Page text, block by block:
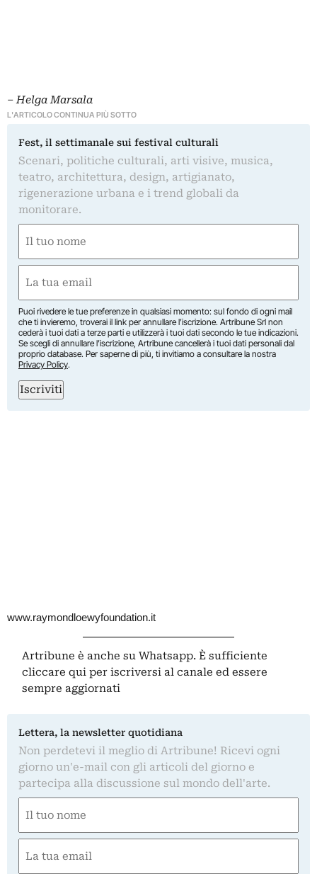
– Helga Marsala
L'ARTICOLO CONTINUA PIÙ SOTTO
Fest, il settimanale sui festival culturali
Scenari, politiche culturali, arti visive, musica,
teatro, architettura, design, artigianato,
rigenerazione urbana e i trend globali da
monitorare.
(Obbligatorio)
Nome
(Obbligatorio)
Puoi rivedere le tue preferenze in qualsiasi momento: sul fondo di ogni mail
che ti invieremo, troverai il link per annullare l’iscrizione. Artribune Srl non
cederà i tuoi dati a terze parti e utilizzerà i tuoi dati secondo le tue indicazioni.
Se scegli di annullare l’iscrizione, Artribune cancellerà i tuoi dati personali dal
proprio database. Per saperne di più, ti invitiamo a consultare la nostra
Privacy Policy.
Iscriviti
www.raymondloewyfoundation.it
Artribune è anche su Whatsapp. È sufficiente
cliccare qui per iscriversi al canale ed essere
sempre aggiornati
Lettera, la newsletter quotidiana
Non perdetevi il meglio di Artribune! Ricevi ogni
giorno un'e-mail con gli articoli del giorno e
partecipa alla discussione sul mondo dell'arte.
(Obbligatorio)
Nome
(Obbligatorio)